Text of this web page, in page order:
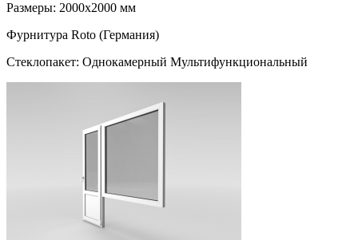
Размеры: 2000x2000 мм
Фурнитура Roto (Германия)
Стеклопакет: Однокамерный Мультифункциональный